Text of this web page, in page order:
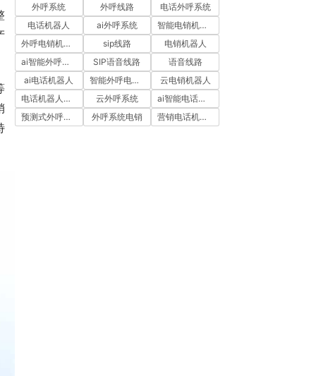
外呼系统 外呼线路
电话外呼系统
电话机器人
ai外呼系统
智能电销机器人
外呼电销机器人
sip线路
电销机器人
ai智能外呼系统
SIP语音线路
语音线路
ai电话机器人
智能外呼电销机器人
云电销机器人
电话机器人外呼
云外呼系统
ai智能电话机器人
预测式外呼系统
外呼系统电销 营销电话机器人